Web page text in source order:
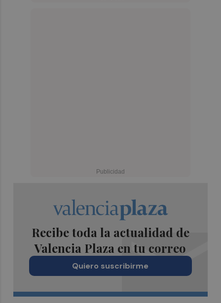
Recibe toda la actualidad de
Valencia Plaza en tu correo
Quiero suscribirme